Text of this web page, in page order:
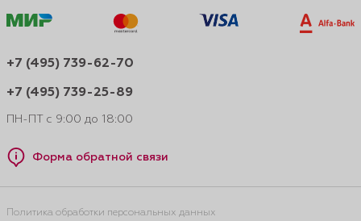
+7 (495) 739-62-70
+7 (495) 739-25-89
ПН-ПТ с 9:00 до 18:00
Форма обратной связи
Политика обработки персональных данных